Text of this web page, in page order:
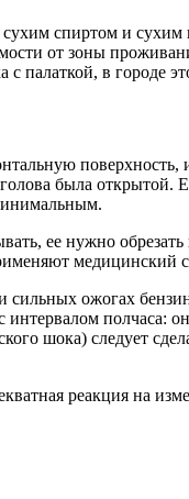
спиртом и
от зоны
палаткой, в городе
была открытой.
ее нужно обрезать
медицинский
ожогах
интервалом полчаса:
шока) следует
реакция на